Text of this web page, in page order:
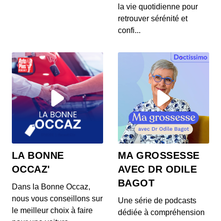
S12E145: L'actu auto du 24 juillet 2020
00:03:37 - IL Y A 6 ANS
Les prix de la Mercedes Classe E restylée, la
S12E144: L'actu auto du 23 juillet 2020
00:03:39 - IL Y A 6 ANS
L’Aston Martin Vanquish 25 par Ian Callum entre
en production. Quel est ce modèle ? On v...
S12E143: L'actu auto du 22 juillet 2020
00:03:25 - IL Y A 6 ANS
1400 ch dans un SUV 100% électrique ? C’est la
nouvelle trouvaille de Ford ! On vos prés...
S12E141: L'actu auto du 21 juillet 2020
00:03:26 - IL Y A 6 ANS
Au menu de ce mardi 21 juillet : des Renault Zoe
la vie quotidienne pour
retrouver sérénité et
confi...
LA BONNE
OCCAZ'
Dans la Bonne Occaz,
nous vous conseillons sur
le meilleur choix à faire
MA GROSSESSE
AVEC DR ODILE
BAGOT
Une série de podcasts
dédiée à compréhension